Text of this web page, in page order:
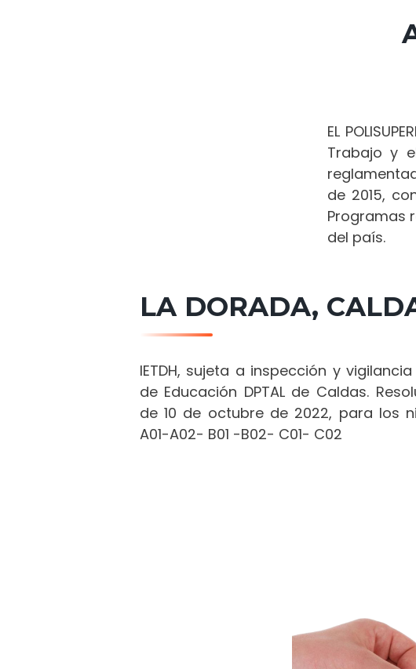
EL
Trabajo y
de 2015,
Programas
del país.
LA DORADA,
IETDH, sujeta a inspección y
de Educación DPTAL de Caldas.
de 10 de octubre de 2022, para los
A01-A02- B01 -B02- C01- C02